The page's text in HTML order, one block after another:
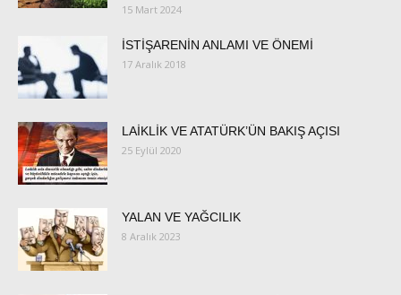
15 Mart 2024
İSTİŞARENİN ANLAMI VE ÖNEMİ
17 Aralık 2018
LAİKLİK VE ATATÜRK’ÜN BAKIŞ AÇISI
25 Eylül 2020
YALAN VE YAĞCILIK
8 Aralık 2023